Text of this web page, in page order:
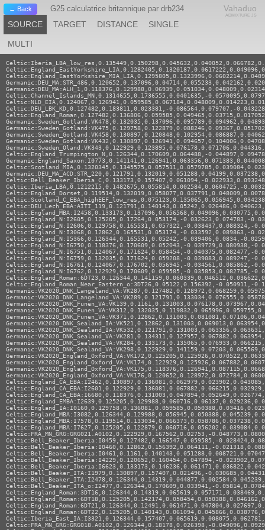
← Back G25 calculatrice britannique par drb234 Vahaduo
ADMIXTURE JS
SOURCE TARGET DISTANCE SINGLE
MULTI